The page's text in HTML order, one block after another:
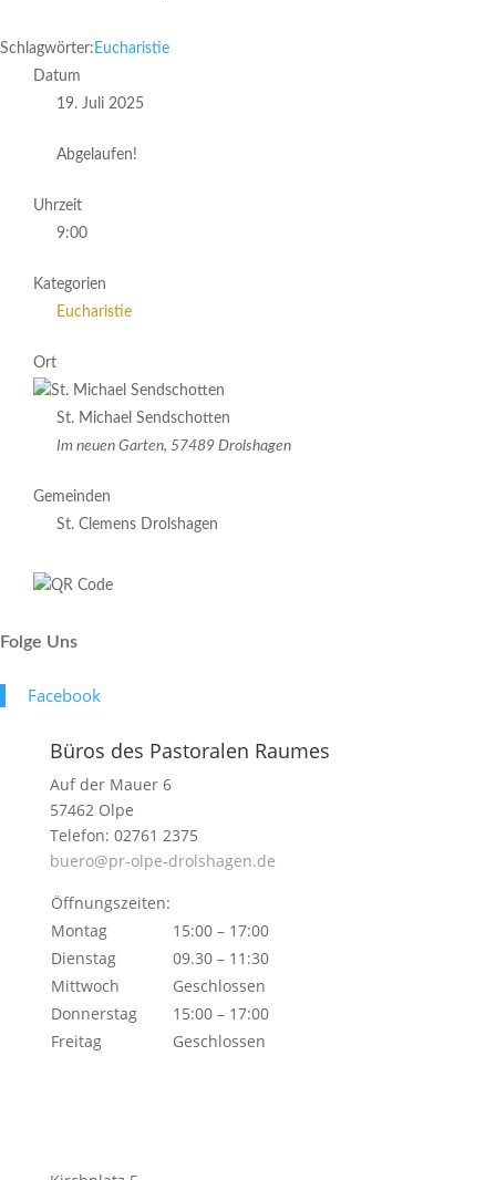
Schlagwörter: Eucharistie
Datum
19. Juli 2025
Abgelaufen!
Uhrzeit
9:00
Kategorien
Eucharistie
Ort
St. Michael Sendschotten
Im neuen Garten, 57489 Drolshagen
Gemeinden
St. Clemens Drolshagen
Folge Uns
Face­book
Büros des Pastoralen Raumes
Auf der Mauer 6
57462 Olpe
Telefon: 02761 2375
buero@pr-olpe-drolshagen.de
Öffnungszeiten:
Montag
15:00 – 17:00
Dienstag
09.30 – 11:30
Mittwoch
Geschlossen
Donnerstag
15:00 – 17:00
Freitag
Geschlossen